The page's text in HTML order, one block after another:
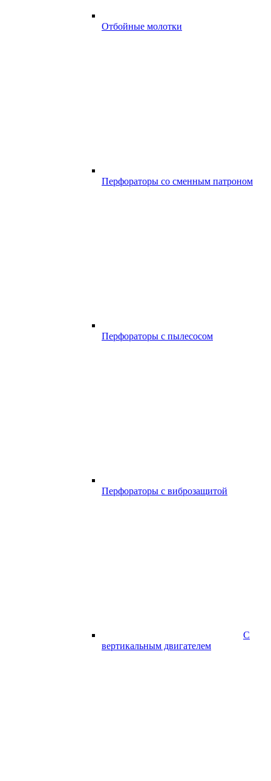
Отбойные молотки
Перфораторы со сменным патроном
Перфораторы с пылесосом
Перфораторы с виброзащитой
С
вертикальным двигателем